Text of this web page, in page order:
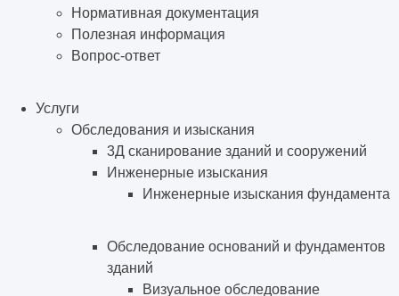
Нормативная документация
Полезная информация
Вопрос-ответ
Услуги
Обследования и изыскания
3Д сканирование зданий и сооружений
Инженерные изыскания
Инженерные изыскания фундамента
Обследование оснований и фундаментов
зданий
Визуальное обследование